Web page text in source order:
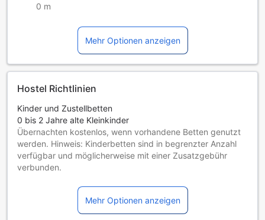
0 m
Mehr Optionen anzeigen
Hostel Richtlinien
Kinder und Zustellbetten
0 bis 2 Jahre alte Kleinkinder
Übernachten kostenlos, wenn vorhandene Betten genutzt
werden. Hinweis: Kinderbetten sind in begrenzter Anzahl
verfügbar und möglicherweise mit einer Zusatzgebühr
verbunden.
Übernachtung gratis, wenn das Kind ein vorhandenes Bett
Gäste ab 13 Jahren gelten als Erwachsene
Mehr Optionen anzeigen